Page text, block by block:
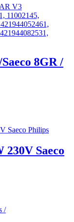
8GR /
230V Saeco